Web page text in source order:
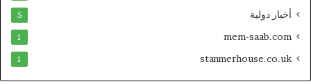
أخبار دولية 5
mem-saab.com
1
stanmerhouse.co.uk
1